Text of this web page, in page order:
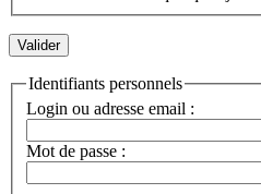
Identifiants personnels
Login ou adresse email :
Mot de passe :